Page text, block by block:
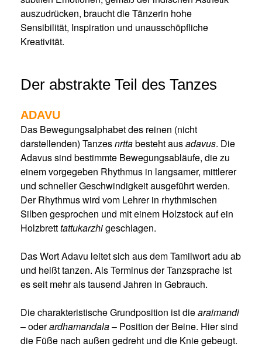
auszudrücken, braucht die Tänzerin hohe
Sensibilität, Inspiration und unaus­schöpfliche
Kreativität.
Der abstrakte Teil des Tanzes
ADAVU
Das Bewegungsalphabet des reinen (nicht
darstellenden) Tanzesnrttabesteht ausadavus. Die
Adavus sind bestimmte Bewegungsabläufe, die zu
einem vorgegeben Rhythmus in langsamer, mittlerer
und schneller Geschwindigkeit ausgeführt werden.
Der Rhythmus wird vom Lehrer in rhythmischen
Silben gesprochen und mit einem Holz­stock auf ein
Holzbretttattukarzhigeschlagen.
Das Wort Adavu leitet sich aus dem Tamilwort adu ab
und heißt tanzen. Als Terminus der Tanzsprache ist
es seit mehr als tausend Jahren in Gebrauch.
Die charakteristische Grundposition ist diearaimandi
– oderardhamandala– Position der Beine. Hier sind
die Füße nach außen gedreht und die Knie gebeugt.